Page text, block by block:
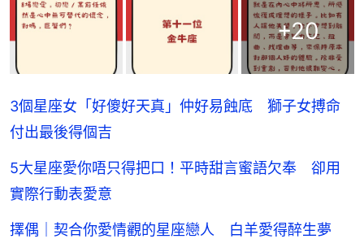
+20
3個星座女「好傻好天真」仲好易蝕底 獅子女搏命
付出最後得個吉
5大星座愛你唔只得把口！平時甜言蜜語欠奉 卻用
實際行動表愛意
擇偶｜契合你愛情觀的星座戀人 白羊愛得醉生夢